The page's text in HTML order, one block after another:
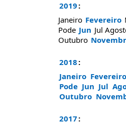
2019 :
Janeiro Fevereiro
Pode Jun Jul
Outubro
2018 :
Janeiro Fevereiro
Pode Jun Jul
Outubro
2017 :